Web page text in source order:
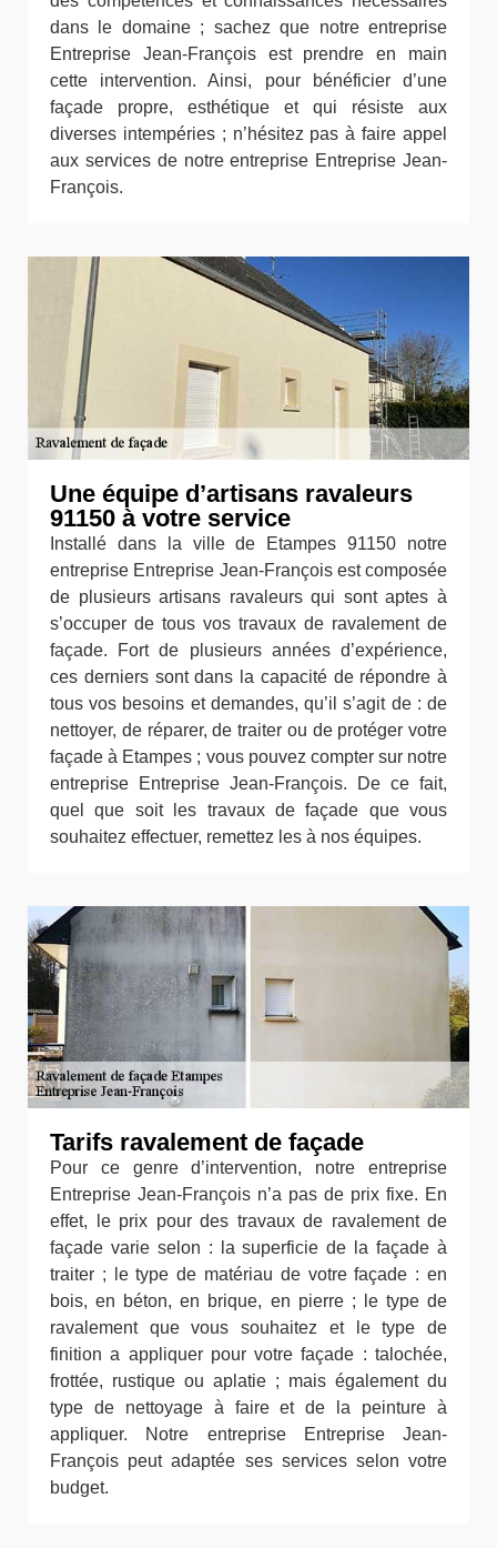
dans le domaine ; sachez que notre entreprise
Entreprise Jean-François est prendre en main
cette intervention. Ainsi, pour bénéficier d’une
façade propre, esthétique et qui résiste aux
diverses intempéries ; n’hésitez pas à faire appel
aux services de notre entreprise Entreprise Jean-
François.
Une équipe d’artisans ravaleurs
91150 à votre service
Installé dans la ville de Etampes 91150 notre
entreprise Entreprise Jean-François est composée
de plusieurs artisans ravaleurs qui sont aptes à
s’occuper de tous vos travaux de ravalement de
façade. Fort de plusieurs années d’expérience,
ces derniers sont dans la capacité de répondre à
tous vos besoins et demandes, qu’il s’agit de : de
nettoyer, de réparer, de traiter ou de protéger votre
façade à Etampes ; vous pouvez compter sur notre
entreprise Entreprise Jean-François. De ce fait,
quel que soit les travaux de façade que vous
souhaitez effectuer, remettez les à nos équipes.
Tarifs ravalement de façade
Pour ce genre d’intervention, notre entreprise
Entreprise Jean-François n’a pas de prix fixe. En
effet, le prix pour des travaux de ravalement de
façade varie selon : la superficie de la façade à
traiter ; le type de matériau de votre façade : en
bois, en béton, en brique, en pierre ; le type de
ravalement que vous souhaitez et le type de
finition a appliquer pour votre façade : talochée,
frottée, rustique ou aplatie ; mais également du
type de nettoyage à faire et de la peinture à
appliquer. Notre entreprise Entreprise Jean-
François peut adaptée ses services selon votre
budget.